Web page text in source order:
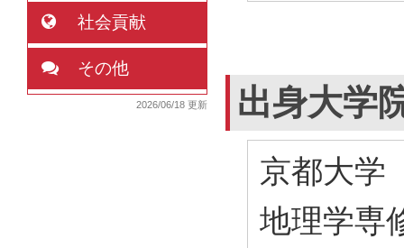
社会貢献
その他
2026/06/18 更新 出身大学
京都大
地理学